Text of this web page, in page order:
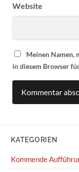
Website
Meinen Namen,
in diesem Browser
KATEGORIEN
Kommende